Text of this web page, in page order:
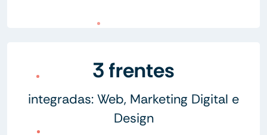
3 frentes
integradas: Web, Marketing Digital e
Design